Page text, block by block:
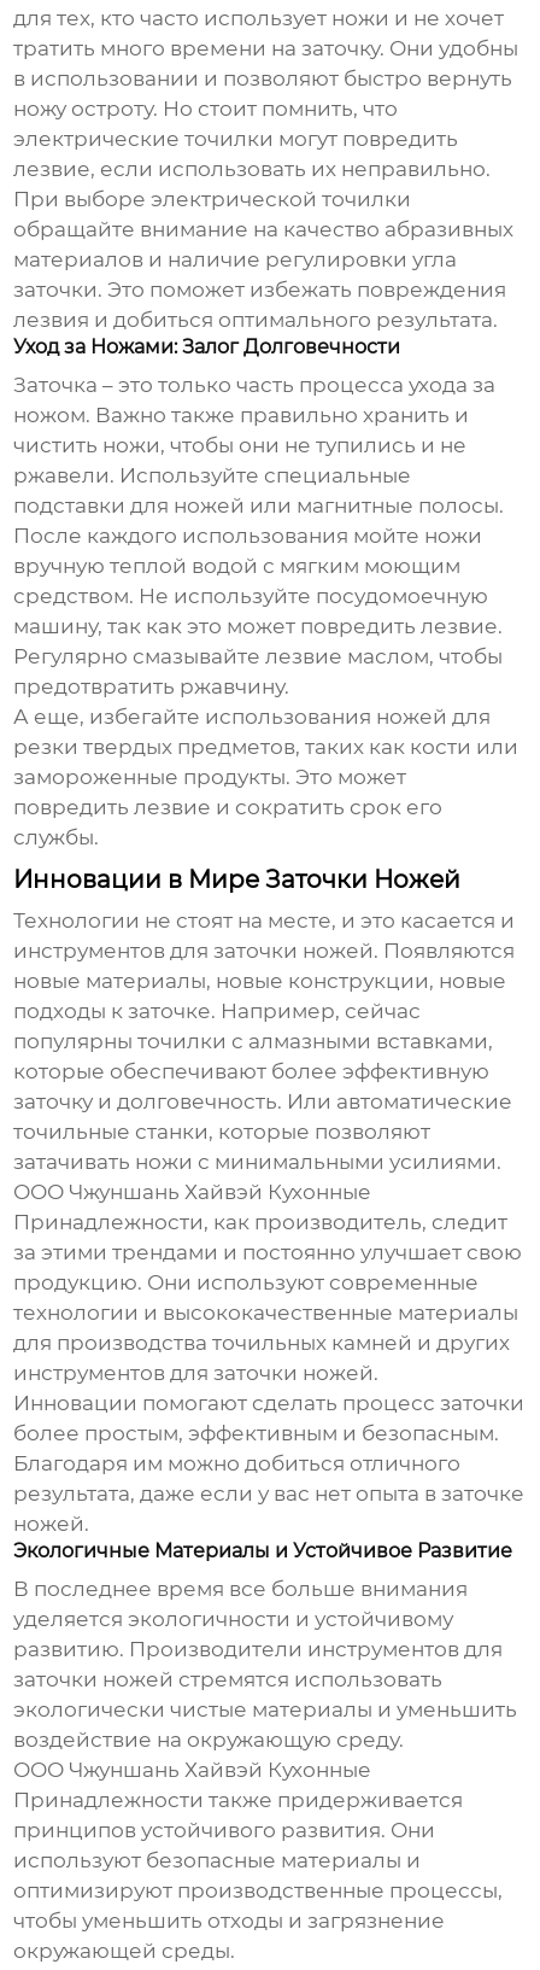
для тех, кто часто использует ножи и не хочет
тратить много времени на заточку. Они удобны
в использовании и позволяют быстро вернуть
ножу остроту. Но стоит помнить, что
электрические точилки могут повредить
лезвие, если использовать их неправильно.
При выборе электрической точилки
обращайте внимание на качество абразивных
материалов и наличие регулировки угла
заточки. Это поможет избежать повреждения
лезвия и добиться оптимального результата.
Уход за Ножами: Залог Долговечности
Заточка – это только часть процесса ухода за
ножом. Важно также правильно хранить и
чистить ножи, чтобы они не тупились и не
ржавели. Используйте специальные
подставки для ножей или магнитные полосы.
После каждого использования мойте ножи
вручную теплой водой с мягким моющим
средством. Не используйте посудомоечную
машину, так как это может повредить лезвие.
Регулярно смазывайте лезвие маслом, чтобы
предотвратить ржавчину.
А еще, избегайте использования ножей для
резки твердых предметов, таких как кости или
замороженные продукты. Это может
повредить лезвие и сократить срок его
службы.
Инновации в Мире Заточки Ножей
Технологии не стоят на месте, и это касается и
инструментов для заточки ножей. Появляются
новые материалы, новые конструкции, новые
подходы к заточке. Например, сейчас
популярны точилки с алмазными вставками,
которые обеспечивают более эффективную
заточку и долговечность. Или автоматические
точильные станки, которые позволяют
затачивать ножи с минимальными усилиями.
ООО Чжуншань Хайвэй Кухонные
Принадлежности, как производитель, следит
за этими трендами и постоянно улучшает свою
продукцию. Они используют современные
технологии и высококачественные материалы
для производстваточильных камней и других
инструментов для заточки ножей.
Инновации помогают сделать процесс заточки
более простым, эффективным и безопасным.
Благодаря им можно добиться отличного
результата, даже если у вас нет опыта в заточке
ножей.
Экологичные Материалы и Устойчивое Развитие
В последнее время все больше внимания
уделяется экологичности и устойчивому
развитию. Производители инструментов для
заточки ножей стремятся использовать
экологически чистые материалы и уменьшить
воздействие на окружающую среду.
ООО Чжуншань Хайвэй Кухонные
Принадлежности также придерживается
принципов устойчивого развития. Они
используют безопасные материалы и
оптимизируют производственные процессы,
чтобы уменьшить отходы и загрязнение
окружающей среды.